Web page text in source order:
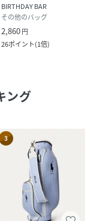
BIRTHDAY BAR
その他のバッグ
2,860円
26ポイント(1倍)
ング
3